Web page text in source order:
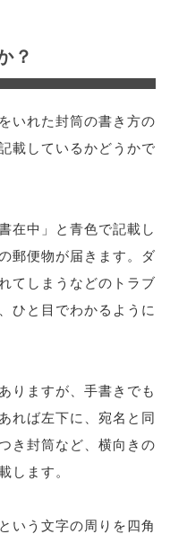
？
いれた封筒の書き方の
載しているかどうかで
在中」と青色で記載し
郵便物が届きます。ダ
てしまうなどのトラブ
ひと目でわかるように
りますが、手書きでも
れば左下に、宛名と同
き封筒など、横向きの
します。
いう文字の周りを四角